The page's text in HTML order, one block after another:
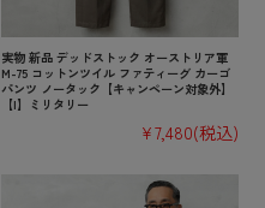
実物 新品 デッドストック オーストリア軍
M-75 コットンツイル ファティーグ カーゴ
パンツ ノータック【キャンペーン対象外】
【I】ミリタリー
¥7,480(税込)